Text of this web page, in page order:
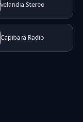
velandia Stereo
Capibara Radio